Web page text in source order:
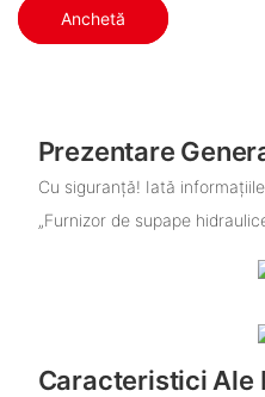
Anchetă
Prezentare
Cu siguranță! Iată
„Furnizor de supape
Caracteristici Ale